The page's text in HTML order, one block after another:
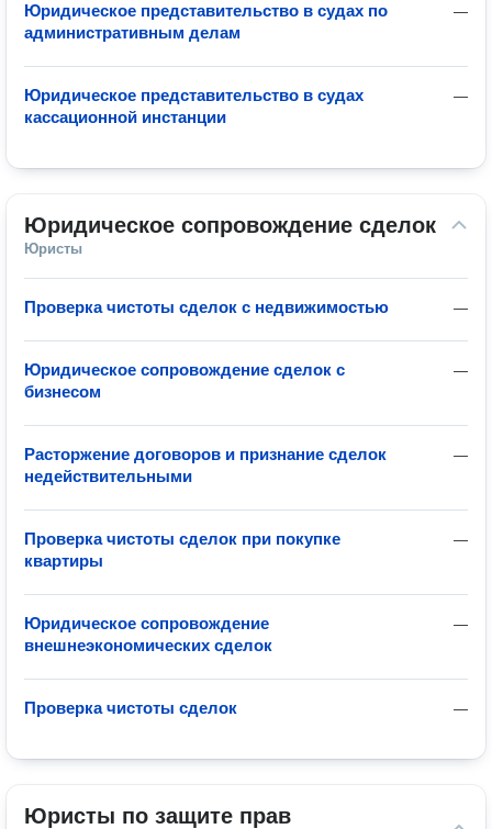
—
Юридическое представительство в судах по
административным делам
—
Юридическое представительство в судах
кассационной инстанции
Юридическое сопровождение сделок
Юристы
—
Проверка чистоты сделок с недвижимостью
—
Юридическое сопровождение сделок с
бизнесом
—
Расторжение договоров и признание сделок
недействительными
—
Проверка чистоты сделок при покупке
квартиры
—
Юридическое сопровождение
внешнеэкономических сделок
—
Проверка чистоты сделок
Юристы по защите прав